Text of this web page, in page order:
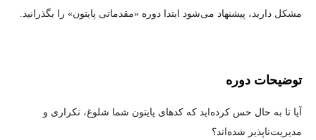
مشکل دارید، پیشنهاد می‌شود ابتدا دوره «مقدماتی پایتون» را بگذرانید.
توضیحات دوره
آیا تا به حال حس کرده‌اید که کدهای پایتون شما شلوغ، تکراری و
مدیریت‌ناپذیر شده‌اند؟